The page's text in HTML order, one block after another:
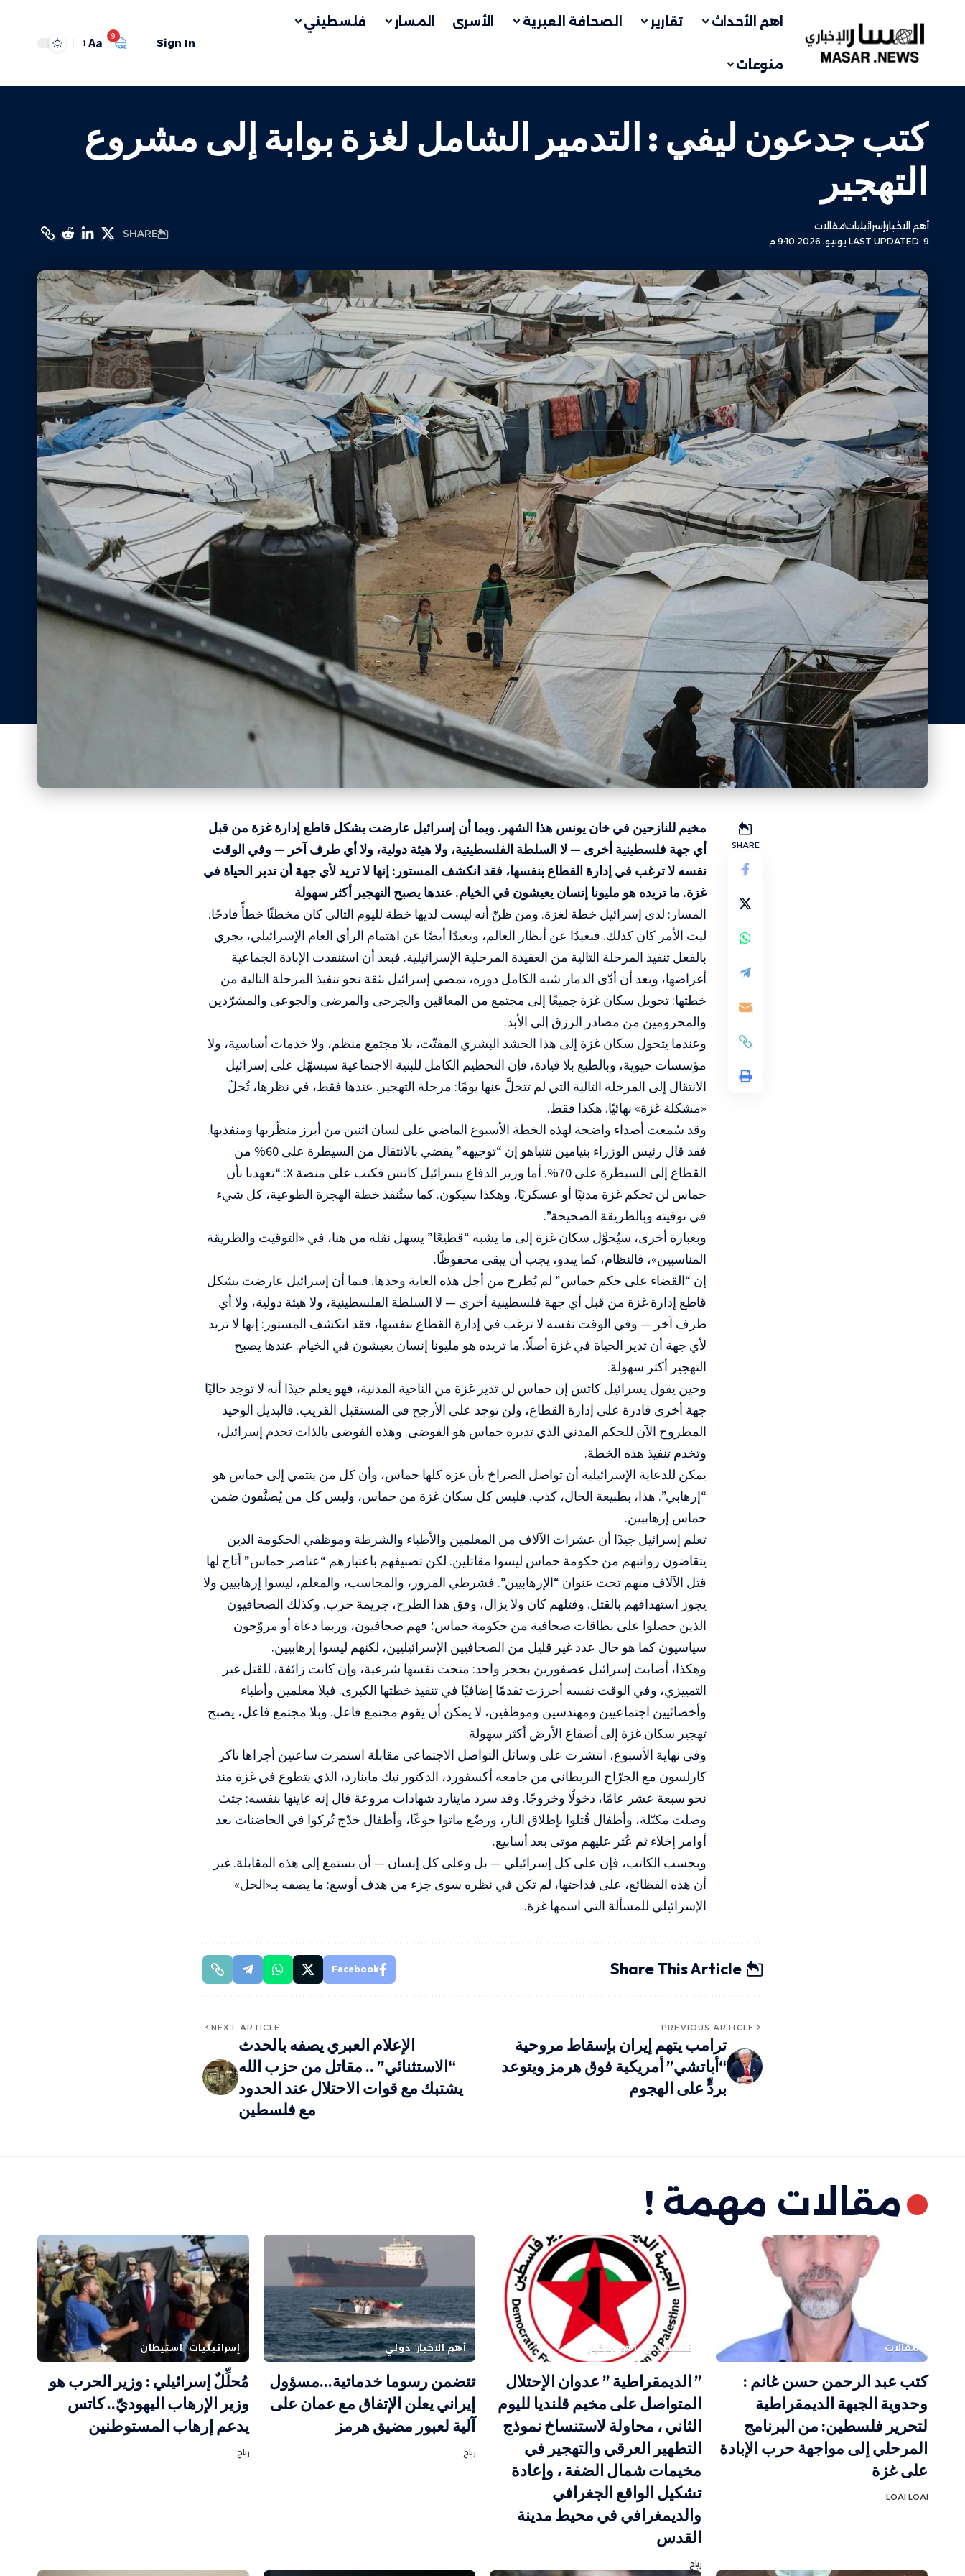
اهم الأحداث تقارير الصحافة العبرية الأسرى المسار فلسطيني
منوعات
Sign In
9
Aa
كتب جدعون ليفي : التدمير الشامل لغزة بوابة إلى مشروع
التهجير
LAST UPDATED: 9 يونيو، 2026 9:10 م
أهم الاخبارإسرائيلياتمقالات
SHARE
SHARE
مخيم للنازحين في خان يونس هذا الشهر. وبما أن إسرائيل عارضت بشكل قاطع إدارة غزة من قبل
أي جهة فلسطينية أخرى — لا السلطة الفلسطينية، ولا هيئة دولية، ولا أي طرف آخر — وفي الوقت
نفسه لا ترغب في إدارة القطاع بنفسها، فقد انكشف المستور: إنها لا تريد لأي جهة أن تدير الحياة في
غزة. ما تريده هو مليونا إنسان يعيشون في الخيام. عندها يصبح التهجير أكثر سهولة
المسار: لدى إسرائيل خطة لغزة. ومن ظنّ أنه ليست لديها خطة لليوم التالي كان مخطئًا خطأً فادحًا.
ليت الأمر كان كذلك. فبعيدًا عن أنظار العالم، وبعيدًا أيضًا عن اهتمام الرأي العام الإسرائيلي، يجري
بالفعل تنفيذ المرحلة التالية من العقيدة المرحلية الإسرائيلية. فبعد أن استنفدت الإبادة الجماعية
أغراضها، وبعد أن أدّى الدمار شبه الكامل دوره، تمضي إسرائيل بثقة نحو تنفيذ المرحلة التالية من
خطتها: تحويل سكان غزة جميعًا إلى مجتمع من المعاقين والجرحى والمرضى والجوعى والمشرّدين
والمحرومين من مصادر الرزق إلى الأبد.
وعندما يتحول سكان غزة إلى هذا الحشد البشري المفتّت، بلا مجتمع منظم، ولا خدمات أساسية، ولا
مؤسسات حيوية، وبالطبع بلا قيادة، فإن التحطيم الكامل للبنية الاجتماعية سيسهّل على إسرائيل
الانتقال إلى المرحلة التالية التي لم تتخلَّ عنها يومًا: مرحلة التهجير. عندها فقط، في نظرها، تُحلّ
«مشكلة غزة» نهائيًا. هكذا فقط.
وقد سُمعت أصداء واضحة لهذه الخطة الأسبوع الماضي على لسان اثنين من أبرز منظّريها ومنفذيها.
فقد قال رئيس الوزراء بنيامين نتنياهو إن “توجيهه” يقضي بالانتقال من السيطرة على 60% من
القطاع إلى السيطرة على 70%. أما وزير الدفاع يسرائيل كاتس فكتب على منصة X: “تعهدنا بأن
حماس لن تحكم غزة مدنيًا أو عسكريًا، وهكذا سيكون. كما ستُنفذ خطة الهجرة الطوعية، كل شيء
في توقيته وبالطريقة الصحيحة”.
وبعبارة أخرى، سيُحوَّل سكان غزة إلى ما يشبه “قطيعًا” يسهل نقله من هنا، في «التوقيت والطريقة
المناسبين»، فالنظام، كما يبدو، يجب أن يبقى محفوظًا.
إن “القضاء على حكم حماس” لم يُطرح من أجل هذه الغاية وحدها. فبما أن إسرائيل عارضت بشكل
قاطع إدارة غزة من قبل أي جهة فلسطينية أخرى — لا السلطة الفلسطينية، ولا هيئة دولية، ولا أي
طرف آخر — وفي الوقت نفسه لا ترغب في إدارة القطاع بنفسها، فقد انكشف المستور: إنها لا تريد
لأي جهة أن تدير الحياة في غزة أصلًا. ما تريده هو مليونا إنسان يعيشون في الخيام. عندها يصبح
التهجير أكثر سهولة.
وحين يقول يسرائيل كاتس إن حماس لن تدير غزة من الناحية المدنية، فهو يعلم جيدًا أنه لا توجد حاليًا
جهة أخرى قادرة على إدارة القطاع، ولن توجد على الأرجح في المستقبل القريب. فالبديل الوحيد
المطروح الآن للحكم المدني الذي تديره حماس هو الفوضى. وهذه الفوضى بالذات تخدم إسرائيل،
وتخدم تنفيذ هذه الخطة.
يمكن للدعاية الإسرائيلية أن تواصل الصراخ بأن غزة كلها حماس، وأن كل من ينتمي إلى حماس هو
“إرهابي”. هذا، بطبيعة الحال، كذب. فليس كل سكان غزة من حماس، وليس كل من يُصنَّفون ضمن
حماس إرهابيين.
تعلم إسرائيل جيدًا أن عشرات الآلاف من المعلمين والأطباء والشرطة وموظفي الحكومة الذين
يتقاضون رواتبهم من حكومة حماس ليسوا مقاتلين. لكن تصنيفهم باعتبارهم “عناصر حماس” أتاح لها
قتل الآلاف منهم تحت عنوان “الإرهابيين”. فشرطي المرور، والمحاسب، والمعلم، ليسوا إرهابيين ولا
يجوز استهدافهم بالقتل. وقتلهم كان ولا يزال، وفق هذا الطرح، جريمة حرب. وكذلك الصحافيون
الذين حصلوا على بطاقات صحافية من حكومة حماس؛ فهم صحافيون، وربما دعاة أو مروّجون
سياسيون كما هو حال عدد غير قليل من الصحافيين الإسرائيليين، لكنهم ليسوا إرهابيين.
وهكذا، أصابت إسرائيل عصفورين بحجر واحد: منحت نفسها شرعية، وإن كانت زائفة، للقتل غير
التمييزي، وفي الوقت نفسه أحرزت تقدمًا إضافيًا في تنفيذ خطتها الكبرى. فبلا معلمين وأطباء
وأخصائيين اجتماعيين ومهندسين وموظفين، لا يمكن أن يقوم مجتمع فاعل. وبلا مجتمع فاعل، يصبح
تهجير سكان غزة إلى أصقاع الأرض أكثر سهولة.
وفي نهاية الأسبوع، انتشرت على وسائل التواصل الاجتماعي مقابلة استمرت ساعتين أجراها تاكر
كارلسون مع الجرّاح البريطاني من جامعة أكسفورد، الدكتور نيك ماينارد، الذي يتطوع في غزة منذ
نحو سبعة عشر عامًا، دخولًا وخروجًا. وقد سرد ماينارد شهادات مروعة قال إنه عاينها بنفسه: جثث
وصلت مكبّلة، وأطفال قُتلوا بإطلاق النار، ورضّع ماتوا جوعًا، وأطفال خدّج تُركوا في الحاضنات بعد
أوامر إخلاء ثم عُثر عليهم موتى بعد أسابيع.
وبحسب الكاتب، فإن على كل إسرائيلي — بل وعلى كل إنسان — أن يستمع إلى هذه المقابلة. غير
أن هذه الفظائع، على فداحتها، لم تكن في نظره سوى جزء من هدف أوسع: ما يصفه بـ«الحل»
الإسرائيلي للمسألة التي اسمها غزة.
Share This Article
Facebook
PREVIOUS ARTICLE
ترامب يتهم إيران بإسقاط مروحية
“أباتشي” أمريكية فوق هرمز ويتوعد
بردٍّ على الهجوم
NEXT ARTICLE
الإعلام العبري يصفه بالحدث
“الاستثنائي” .. مقاتل من حزب الله
يشتبك مع قوات الاحتلال عند الحدود
مع فلسطين
مقالات مهمة !
مقالات
كتب عبد الرحمن حسن غانم :
وحدوية الجبهة الديمقراطية
لتحرير فلسطين: من البرنامج
المرحلي إلى مواجهة حرب الإبادة
على غزة
LOAI LOAI
فلسطيني أهم الاخبار
” الديمقراطية ” عدوان الإحتلال
المتواصل على مخيم قلنديا لليوم
الثاني ، محاولة لاستنساخ نموذج
التطهير العرقي والتهجير في
مخيمات شمال الضفة ، وإعادة
تشكيل الواقع الجغرافي
والديمغرافي في محيط مدينة
القدس
رباح
أهم الاخبار دولي
تتضمن رسوما خدماتية…مسؤول
إيراني يعلن الإتفاق مع عمان على
آلية لعبور مضيق هرمز
رباح
إسرائيليات استيطان
مُحلِّلٌ إسرائيلي : وزير الحرب هو
وزير الإرهاب اليهوديّ.. كاتس
يدعم إرهاب المستوطنين
رباح